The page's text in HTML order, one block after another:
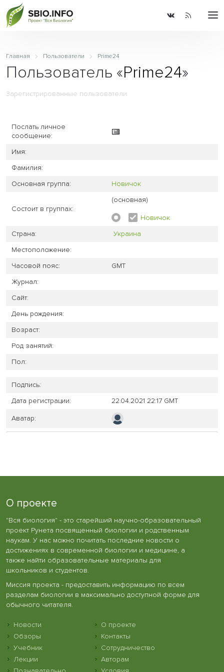
Главная Пользователи Prime24
Пользователь «Prime24»
Зарегистрированные пользователи
Послать личное
сообщение:
Имя:
Фамилия:
Основная группа:
Новичок
Состоит в группах:
(основная)
Новичок
Страна:
Украина
Местоположение:
Часовой пояс:
GMT
Журнал:
Сайт:
День рождения:
Возраст:
Род занятий:
Пол:
Подпись:
Дата регистрации:
22.04.2021 22:17 GMT
Аватар:
О проекте
"Вся биология" - это старейший научно-образовательный
проект Рунета посвященный биологии и родственным
наукам. У нас можно почитать последние новости о
достижениях в современной биологии и медицине, а
также найти образовательные материалы для
школьников и студентов.
Миссия проекта - предоставить информацию по всем
разделам биологии в максимально доступной форме для
обычного читателя.
Новости
Обзоры
Учебник
Лекции
О проекте
Контакты
Сотрудничество
Авторам